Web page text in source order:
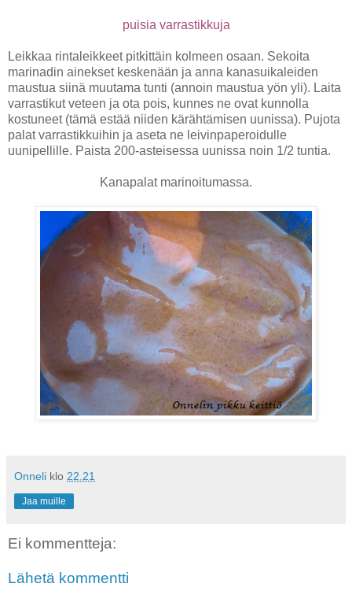
puisia varrastikkuja
Leikkaa rintaleikkeet pitkittäin kolmeen osaan. Sekoita
marinadin ainekset keskenään ja anna kanasuikaleiden
maustua siinä muutama tunti (annoin maustua yön yli). Laita
varrastikut veteen ja ota pois, kunnes ne ovat kunnolla
kostuneet (tämä estää niiden kärähtämisen uunissa). Pujota
palat varrastikkuihin ja aseta ne leivinpaperoidulle
uunipellille. Paista 200-asteisessa uunissa noin 1/2 tuntia.
Kanapalat marinoitumassa.
Onneli klo 22.21
Jaa muille
Ei kommentteja:
Lähetä kommentti